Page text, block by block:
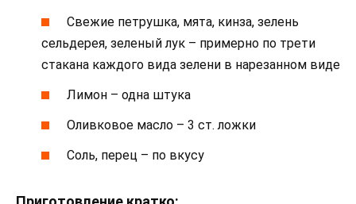
Свежие петрушка, мята, кинза, зелень
сельдерея, зеленый лук – примерно по трети
стакана каждого вида зелени в нарезанном виде
Лимон – одна штука
Оливковое масло – 3 ст. ложки
Соль, перец – по вкусу